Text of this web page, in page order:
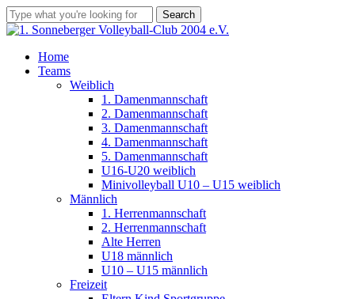
Skip
to
content
Search
Close
Menu
Home
Teams
Weiblich
1. Damenmannschaft
2. Damenmannschaft
3. Damenmannschaft
4. Damenmannschaft
5. Damenmannschaft
U16-U20 weiblich
Minivolleyball U10 – U15 weiblich
Männlich
1. Herrenmannschaft
2. Herrenmannschaft
Alte Herren
U18 männlich
U10 – U15 männlich
Freizeit